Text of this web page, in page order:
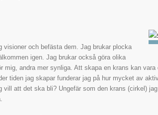
visioner och befästa dem. Jag brukar plocka
igen. Jag brukar också göra olika
mig, andra mer synliga. Att skapa en krans kan vara
tiden jag skapar funderar jag på hur mycket av
vill att det ska bli? Ungefär som den krans (cirkel)